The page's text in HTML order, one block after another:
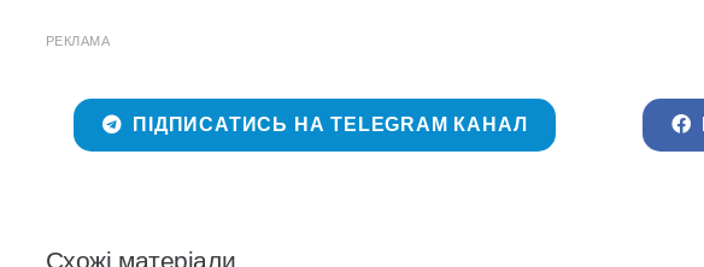
РЕКЛАМА
ПІДПИСАТИСЬ НА TELEGRAM КАНАЛ
Схожі матеріали